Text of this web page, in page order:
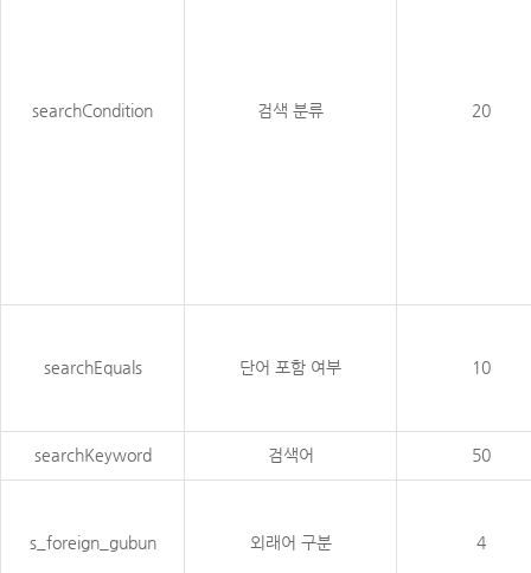
searchCondition 검색 분류 20
searchEquals 단어 포함 여부 10
searchKeyword 검색어 50
s_foreign_gubun 외래어 구분 4